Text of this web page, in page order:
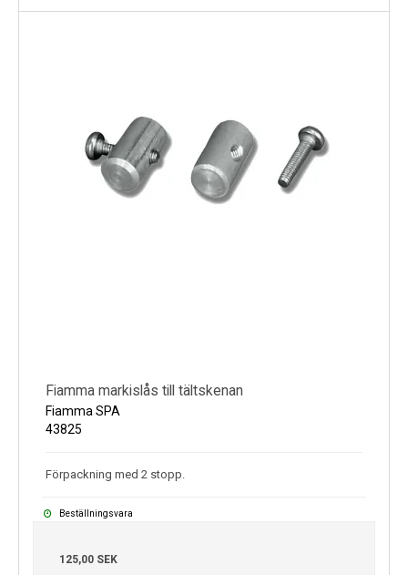
Fiamma markislås till tältskenan
Fiamma SPA
43825
Förpackning med 2 stopp.
Beställningsvara
125,00 SEK